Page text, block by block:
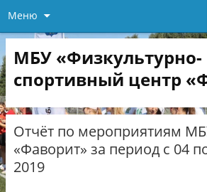
Меню
МБУ «Физкультурно-
спортивный центр
Отчёт по мероприятиям
«Фаворит» за период с 04
2019